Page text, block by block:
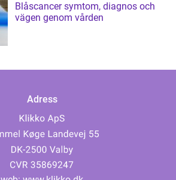
Blåscancer symtom, diagnos och
vägen genom vården
Adress